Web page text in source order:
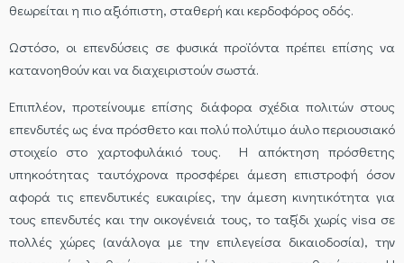
θεωρείται η πιο αξιόπιστη, σταθερή και κερδοφόρος οδός.
Ωστόσο, οι επενδύσεις σε φυσικά προϊόντα πρέπει επίσης να
κατανοηθούν και να διαχειριστούν σωστά.
Επιπλέον, προτείνουμε επίσης διάφορα σχέδια πολιτών στους
επενδυτές ως ένα πρόσθετο και πολύ πολύτιμο άυλο περιουσιακό
στοιχείο στο χαρτοφυλάκιό τους. Η απόκτηση πρόσθετης
υπηκοότητας ταυτόχρονα προσφέρει άμεση επιστροφή όσον
αφορά τις επενδυτικές ευκαιρίες, την άμεση κινητικότητα για
τους επενδυτές και την οικογένειά τους, το ταξίδι χωρίς visa σε
πολλές χώρες (ανάλογα με την επιλεγείσα δικαιοδοσία), την